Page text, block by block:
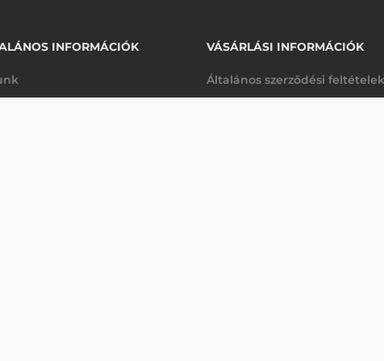
INFORMÁCIÓK VÁSÁRLÁSI INFORMÁCIÓK
Általános szerződési feltételek